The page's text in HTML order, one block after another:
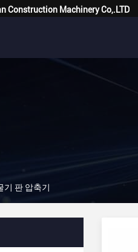
Construction Machinery Co,.LTD
기 판 압축기